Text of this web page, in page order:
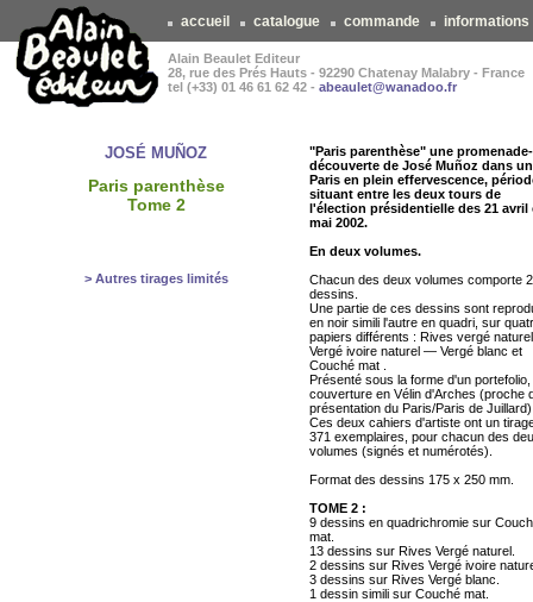
accueil catalogue commande informations
Alain Beaulet Editeur
28, rue des Prés Hauts - 92290 Chatenay Malabry - France
tel (+33) 01 46 61 62 42 - abeaulet@wanadoo.fr
JOSÉ MUÑOZ
Paris parenthèse
Tome 2
> Autres tirages limités
"Paris parenthèse" une promenade-
découverte de José Muñoz dans un
Paris en plein effervescence,
situant entre les deux tours de
l'élection présidentielle des 21 avril
mai 2002.
En deux volumes.
Chacun des deux volumes comporte
dessins.
Une partie de ces dessins sont
en noir simili l'autre en quadri, sur
papiers différents : Rives vergé
Vergé ivoire naturel — Vergé blanc et
Couché mat .
Présenté sous la forme d'un portefolio,
couverture en Vélin d'Arches (proche
présentation du Paris/Paris de
Ces deux cahiers d'artiste ont un
371 exemplaires, pour chacun des
volumes (signés et numérotés).
Format des dessins 175 x 250 mm.
TOME 2 :
9 dessins en quadrichromie sur
mat.
13 dessins sur Rives Vergé naturel.
2 dessins sur Rives Vergé ivoire
3 dessins sur Rives Vergé blanc.
1 dessin simili sur Couché mat.